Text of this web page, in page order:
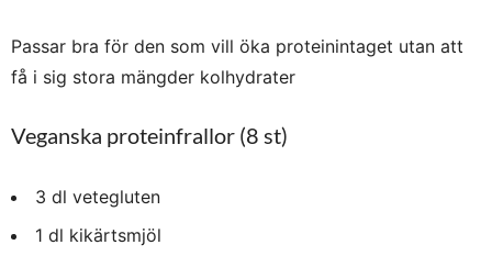
Passar bra för den som vill öka proteinintaget utan att
få i sig stora mängder kolhydrater
Veganska proteinfrallor (8 st)
3 dl vetegluten
1 dl kikärtsmjöl